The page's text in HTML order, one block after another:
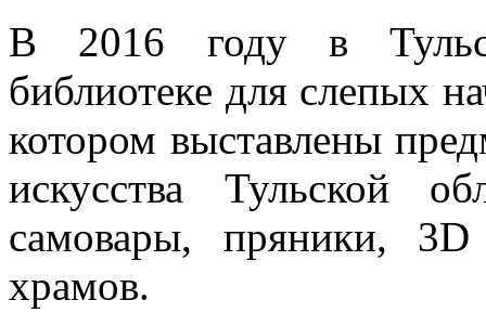
В 2016 году в
библиотеке для слепых
котором выставлены
искусства Тульской
самовары, пряники,
храмов.